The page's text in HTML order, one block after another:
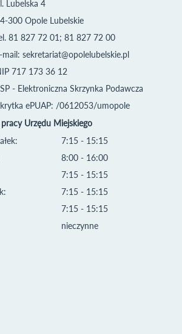
Lubelska 4
300 Opole Lubelskie
81 827 72 01; 81 827 72 00
mail: sekretariat@opolelubelskie.pl
717 173 36 12
- Elektroniczna Skrzynka Podawcza
ePUAP: /0612053/umopole
Urzędu Miejskiego
7:15 - 15:15
8:00 - 16:00
7:15 - 15:15
7:15 - 15:15
7:15 - 15:15
nieczynne